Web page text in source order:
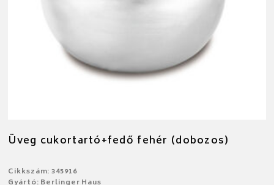
Üveg cukortartó+fedő fehér (dobozos)
Cikkszám: 345916